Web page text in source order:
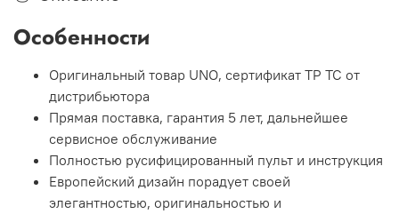
Особенности
Оригинальный товар UNO, сертификат ТР ТС от
дистрибьютора
Прямая поставка, гарантия 5 лет, дальнейшее
сервисное обслуживание
Полностью русифицированный пульт и инструкция
Европейский дизайн порадует своей
элегантностью, оригинальностью и